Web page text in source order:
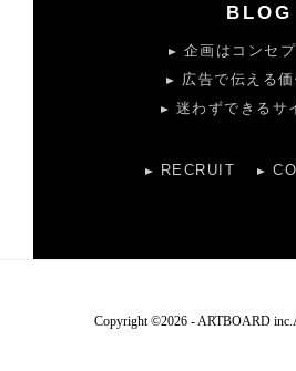
BLOG
企画はコンセ
広告で伝える
迷わずできるサ
RECRUIT
Copyright ©2026 - ARTBOARD